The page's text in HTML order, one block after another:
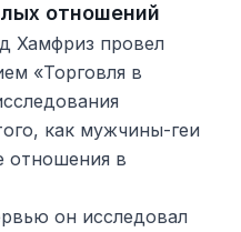
отношений
Хамфриз провел
«Торговля в
как мужчины-геи
отношения в
он исследовал